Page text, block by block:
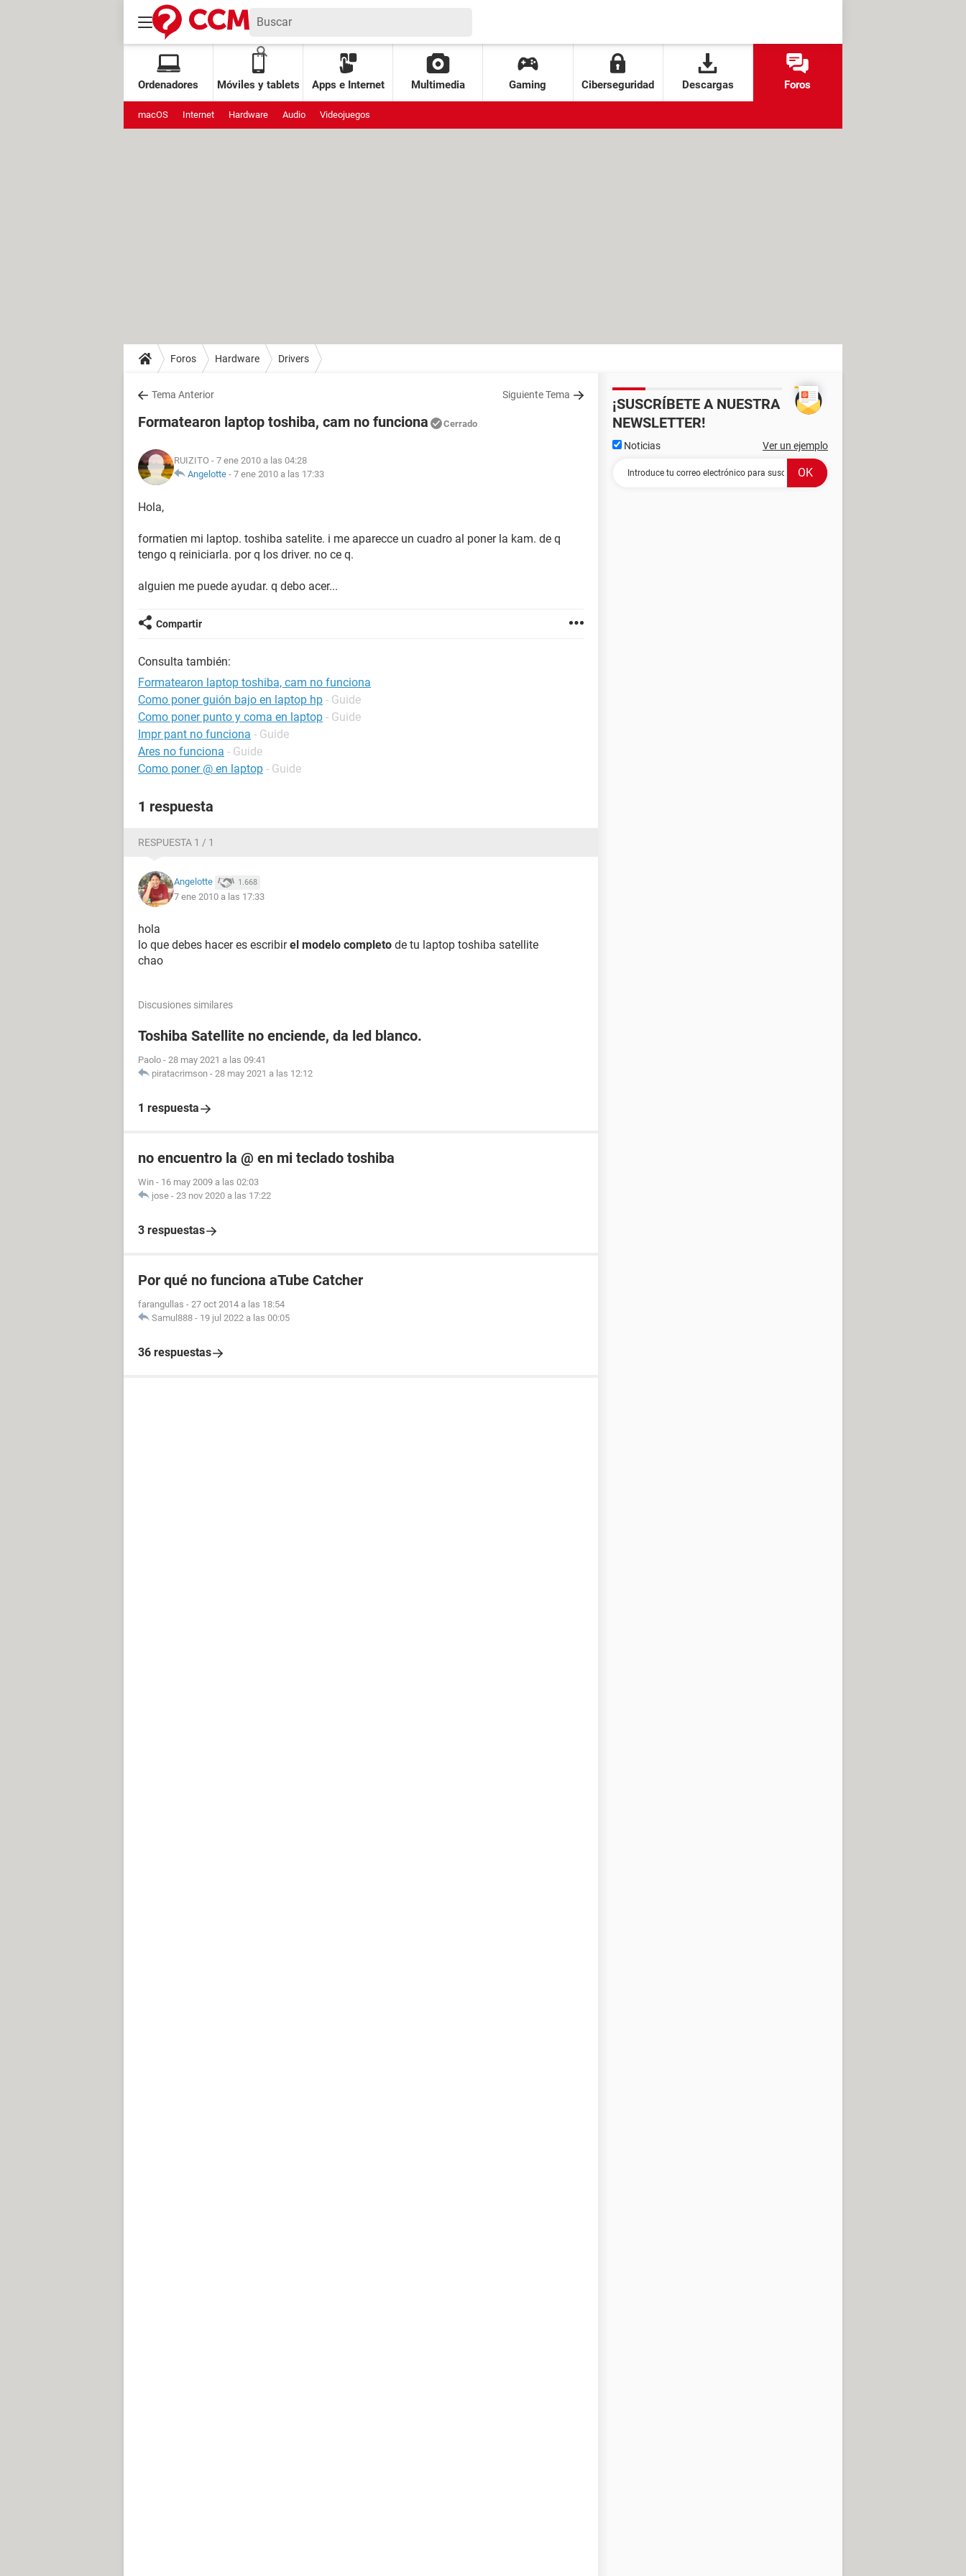
Ordenadores Móviles y tablets Apps e Internet Multimedia Gaming Ciberseguridad Descargas Foros
macOS Internet Hardware Audio Videojuegos
Foros Hardware Drivers
Tema Anterior Siguiente Tema
Formatearon laptop toshiba, cam no funciona Cerrado
RUIZITO - 7 ene 2010 a las 04:28
Angelotte - 7 ene 2010 a las 17:33
Hola,
formatien mi laptop. toshiba satelite. i me aparecce un cuadro al poner la kam. de q
tengo q reiniciarla. por q los driver. no ce q.
alguien me puede ayudar. q debo acer...
Compartir
Consulta también:
Formatearon laptop toshiba, cam no funciona
Como poner guión bajo en laptop hp - Guide
Como poner punto y coma en laptop - Guide
Impr pant no funciona - Guide
Ares no funciona - Guide
Como poner @ en laptop - Guide
1 respuesta
RESPUESTA 1 / 1
Angelotte 1.668
7 ene 2010 a las 17:33
hola
lo que debes hacer es escribirel modelo completo de tu laptop toshiba satellite
chao
Discusiones similares
Toshiba Satellite no enciende, da led blanco.
Paolo - 28 may 2021 a las 09:41
piratacrimson - 28 may 2021 a las 12:12
1 respuesta
no encuentro la @ en mi teclado toshiba
Win - 16 may 2009 a las 02:03
jose - 23 nov 2020 a las 17:22
3 respuestas
Por qué no funciona aTube Catcher
farangullas - 27 oct 2014 a las 18:54
Samul888 - 19 jul 2022 a las 00:05
36 respuestas
¡SUSCRÍBETE A NUESTRA
NEWSLETTER!
Noticias Ver un ejemplo